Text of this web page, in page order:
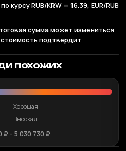
курсу RUB/KRW = 16.39, EUR/RUB
сумма может измениться
подтвердит
похожих
Хорошая
Высокая
₽ – 5 030 730 ₽